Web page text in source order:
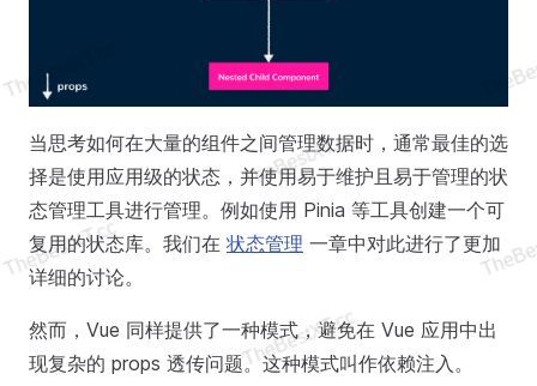
当思考如何在大量的组件之间管理数据时，通常最佳的选
择是使用应用级的状态，并使用易于维护且易于管理的状
态管理工具进行管理。例如使用 Pinia 等工具创建一个可
复用的状态库。我们在 状态管理 一章中对此进行了更加
详细的讨论。
然而，Vue 同样提供了一种模式，避免在 Vue 应用中出
现复杂的 props 透传问题。这种模式叫作依赖注入。